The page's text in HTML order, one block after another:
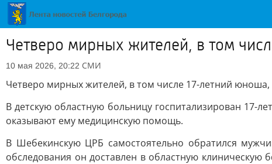
Четверо мирных жителей, в том
10 мая 2026, 20:22 СМИ
Четверо мирных жителей, в том числе 17-летний
В детскую областную больницу госпитализирован 17-
оказывают ему медицинскую помощь.
В Шебекинскую ЦРБ самостоятельно обратился
обследования он доставлен в областную